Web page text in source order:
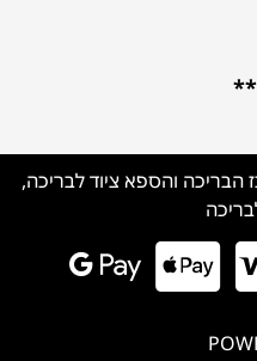
הבריכה והספא ציוד לבריכה,